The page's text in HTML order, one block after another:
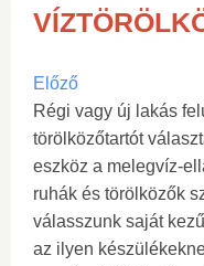
Előző
Régi vagy új lakás
törölközőtartót
eszköz a melegvíz-
ruhák és törölközők
válasszunk saját
az ilyen